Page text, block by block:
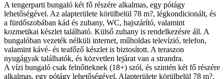
A tengerparti bungaló két fő részére alkalmas, egy pótágy
lehetőségével. Az alapterülete körülbelül 78 m?, légkondicionált, és
a fürdőszobában kád és zuhany, WC, hajszárító, valamint
kozmetikai készlet található. Külső zuhany is rendelkezésre áll. A
bungalóban vezeték nélküli internet, műholdas televízió, telefon,
valamint kávé- és teafőző készlet is biztosított. A teraszon
nyugágyak találhatók, és közvetlen lejárat van a strandra.
A vízi bungaló csak felnőtteknek (18+) szól, és szintén két fő részére
alkalmas, egy pótágy lehetőségével. Alapterülete körülbelül 78 m?.